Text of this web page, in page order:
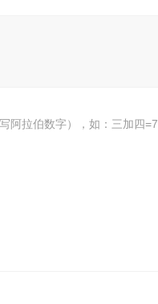
阿拉伯数字），如：三加四=7